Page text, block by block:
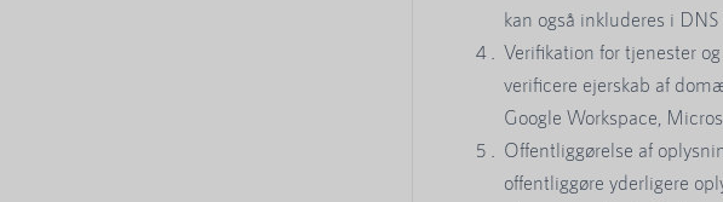
kan også inkluderes i DNS
Verifikation for tjenester
verificere ejerskab af
Google Workspace,
Offentliggørelse af
offentliggøre yderligere